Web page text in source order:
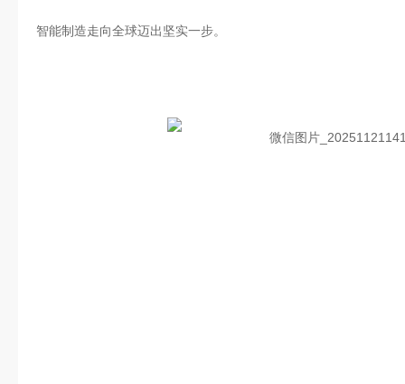
智能制造走向全球迈出坚实一步。